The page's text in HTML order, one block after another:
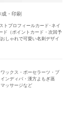
・印刷
トプロフィールカード･ネイ
ド（ポイントカード・次回予
しゃれで可愛い名刺デザイ
ックス・ポーセラーツ・ブ
ンディバ・漢方よもぎ蒸
ッサージなど